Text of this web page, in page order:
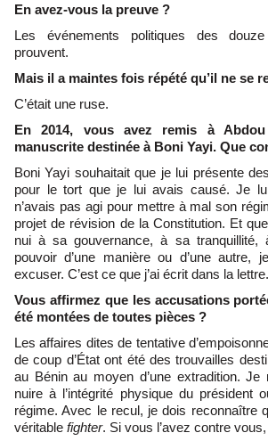
En avez-vous la preuve ?
Les événements politiques des
prouvent.
Mais il a maintes fois répété qu’il ne se
C’était une ruse.
En 2014, vous avez remis à
manuscrite destinée à Boni Yayi. Que
Boni Yayi souhaitait que je lui présente
pour le tort que je lui avais causé. Je
n’avais pas agi pour mettre à mal son
projet de révision de la Constitution. Et
nui à sa gouvernance, à sa tranquillité,
pouvoir d’une manière ou d’une autre,
excuser. C’est ce que j’ai écrit dans la lettre.
Vous affirmez que les accusations
été montées de toutes pièces ?
Les affaires dites de tentative
de coup d’État ont été des trouvailles
au Bénin au moyen d’une extradition. Je
nuire à l’intégrité physique du président
régime. Avec le recul, je dois reconnaître
véritable fighter. Si vous l’avez contre